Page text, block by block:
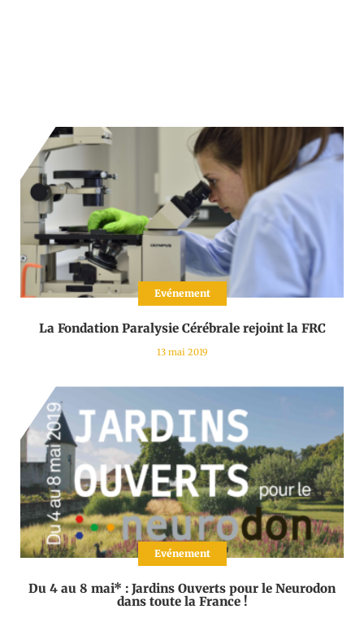
Evénement
La Fondation Paralysie Cérébrale rejoint la FRC
13 mai 2019
Evénement
Du 4 au 8 mai* : Jardins Ouverts pour le Neurodon
dans toute la France !